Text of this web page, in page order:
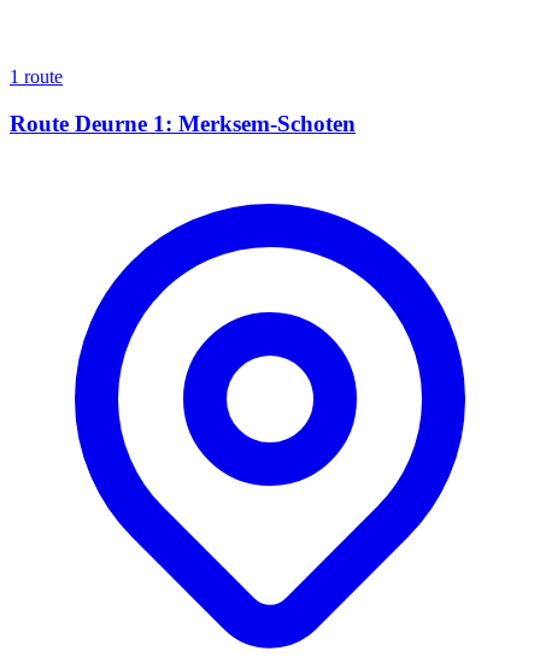
1 route
Route Deurne 1: Merksem-Schoten